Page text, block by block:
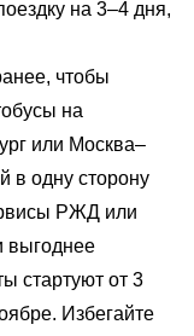
на 3–4 дня,
чтобы
на
или Москва–
в одну сторону
РЖД или
выгоднее
стартуют от 3
Избегайте